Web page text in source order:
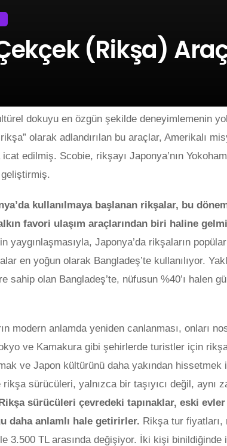
(Rikşa)
dokuyu en özgün şekilde deneyimlemenin
olarak adlandırılan bu araçlar, Amerikalı
icat edilmiş. Scobie, rikşayı Japonya’nın
geliştirmiş.
kullanılmaya başlanan rikşalar, bu
favori ulaşım araçlarından biri haline
yaygınlaşmasıyla, Japonya’da rikşaların
en yoğun olarak Bangladeş’te kullanılıyor.
sahip olan Bangladeş’te, nüfusun %40’ı halen
modern anlamda yeniden canlanması, onları
ve Kamakura gibi şehirlerde turistler için
ve Japon kültürünü daha yakından
sürücüleri, yalnızca bir taşıyıcı değil, aynı
sürücüleri çevredeki tapınaklar, eski
daha anlamlı hale getirirler. Rikşa tur fiyatları,
3.500 TL arasında değişiyor. İki kişi binildiğinde